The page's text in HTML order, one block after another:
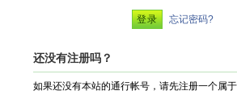
忘记密码?
还没有注册吗？
如果还没有本站的通行帐号，请先注册一个属于